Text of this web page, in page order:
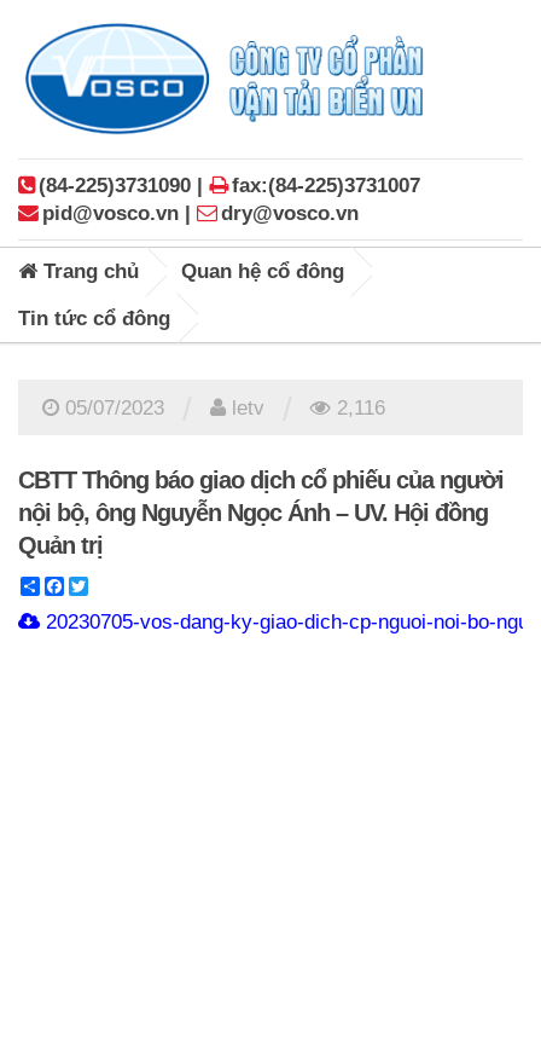
(84-225)3731090 |
fax:(84-225)3731007
pid@vosco.vn |
dry@vosco.vn
Trang chủ Quan hệ cổ đông
Tin tức cổ đông
05/07/2023 letv 2,116
CBTT Thông báo giao dịch cổ phiếu của người
nội bộ, ông Nguyễn Ngọc Ánh – UV. Hội đồng
Quản trị
ShareFacebook
20230705-vos-dang-ky-giao-dich-cp-nguoi-noi-bo-